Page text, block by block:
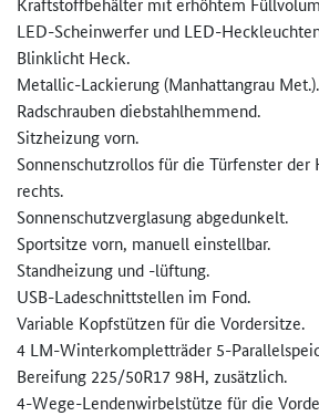
LED-Scheinwerfer und LED-
Blinklicht Heck.
Metallic-Lackierung (Manhattangrau Met.).
Radschrauben diebstahlhemmend.
Sitzheizung vorn.
Sonnenschutzrollos für die Türfenster
rechts.
Sonnenschutzverglasung abgedunkelt.
Sportsitze vorn, manuell einstellbar.
Standheizung und -lüftung.
USB-Ladeschnittstellen im Fond.
Variable Kopfstützen für die Vordersitze.
4 LM-Winterkompletträder 5-
Bereifung 225/50R17 98H, zusätzlich.
4-Wege-Lendenwirbelstütze für die